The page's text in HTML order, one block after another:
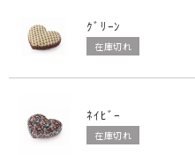
ｸﾞﾘｰﾝ
在庫切れ
ﾈｲﾋﾞｰ
在庫切れ